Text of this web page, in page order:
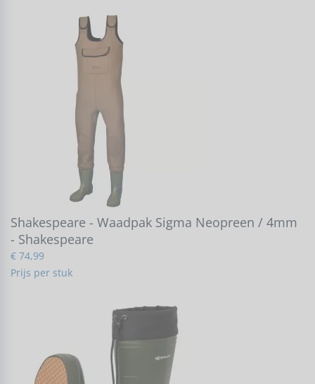
Shakespeare - Waadpak Sigma Neopreen / 4mm
- Shakespeare
€ 74,99
Prijs per stuk